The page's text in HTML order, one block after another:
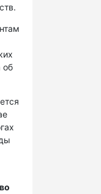
об